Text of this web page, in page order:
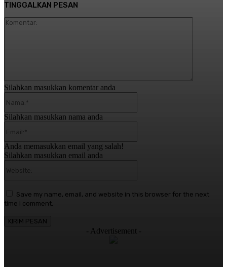
TINGGALKAN PESAN
Silahkan masukkan komentar anda
Silahkan masukkan nama anda
Anda memasukkan email yang salah!
Silahkan masukkan email anda
Save my name, email, and website in this browser for the next
time I comment.
- Advertisement -